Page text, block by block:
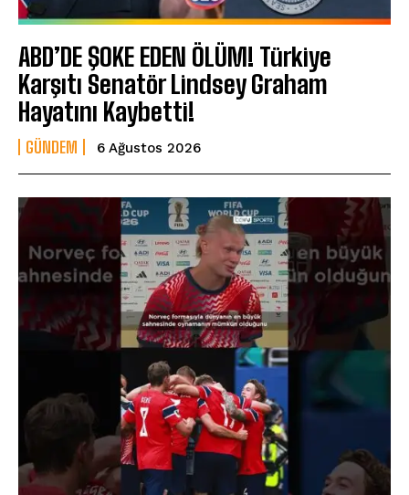
ABD’DE ŞOKE EDEN ÖLÜM! Türkiye
Karşıtı Senatör Lindsey Graham
Hayatını Kaybetti!
GÜNDEM 6 Ağustos 2026